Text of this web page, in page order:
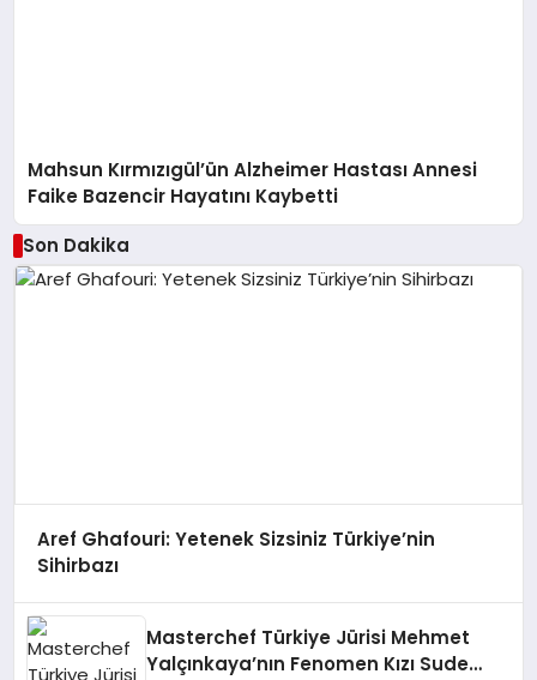
Mahsun Kırmızıgül’ün Alzheimer Hastası Annesi
Faike Bazencir Hayatını Kaybetti
Son Dakika
Aref Ghafouri: Yetenek Sizsiniz Türkiye’nin
Sihirbazı
Masterchef Türkiye Jürisi Mehmet
Yalçınkaya’nın Fenomen Kızı Sude